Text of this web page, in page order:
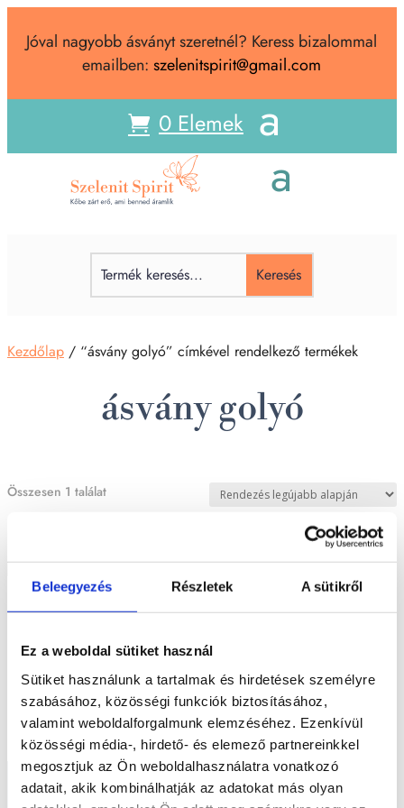
Beleegyezés Részletek A sütikről
Ez a weboldal sütiket használ
Sütiket használunk a tartalmak és hirdetések személyre
szabásához, közösségi funkciók biztosításához,
valamint weboldalforgalmunk elemzéséhez. Ezenkívül
közösségi média-, hirdető- és elemező partnereinkkel
megosztjuk az Ön weboldalhasználatra vonatkozó
adatait, akik kombinálhatják az adatokat más olyan
Jóval nagyobb ásványt szeretnél? Keress bizalommal
emailben: szelenitspirit@gmail.com
0 Elemek
Kezdőlap / “ásvány golyó” címkével rendelkező termékek
ásvány golyó
Összesen 1 találat
Mangano kalcit ásvány golyó rusztikus felülettel
Bővebb információ Kosárba teszem